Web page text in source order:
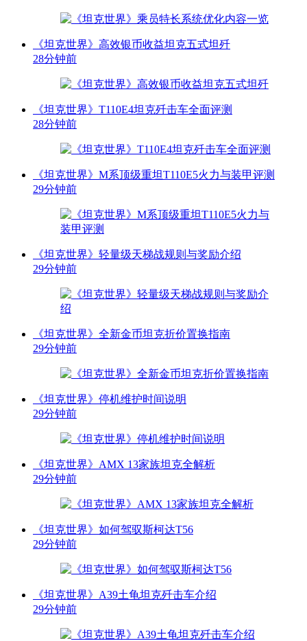
《坦克世界》高效银币收益坦克五式坦歼
28分钟前
《坦克世界》T110E4坦克歼击车全面评测
28分钟前
《坦克世界》M系顶级重坦T110E5火力与装甲评测
29分钟前
《坦克世界》轻量级天梯战规则与奖励介绍
29分钟前
《坦克世界》全新金币坦克折价置换指南
29分钟前
《坦克世界》停机维护时间说明
29分钟前
《坦克世界》AMX 13家族坦克全解析
29分钟前
《坦克世界》如何驾驭斯柯达T56
29分钟前
《坦克世界》A39土龟坦克歼击车介绍
29分钟前